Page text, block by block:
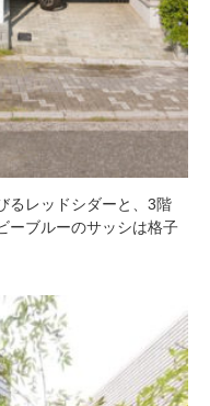
るレッドシダーと、3階
ーブルーのサッシは格子